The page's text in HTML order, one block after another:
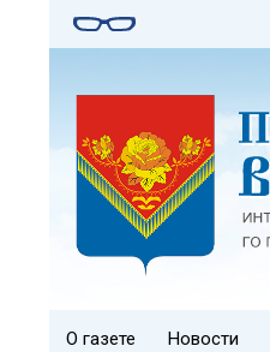
О газете Новости